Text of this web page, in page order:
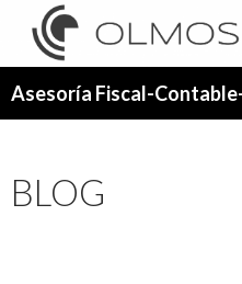
BLOG